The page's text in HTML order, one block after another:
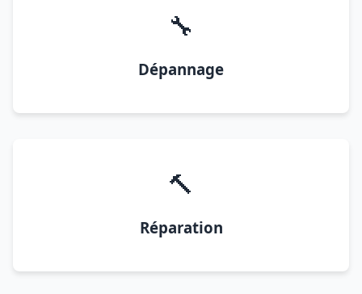
🔧
Dépannage
🔨
Réparation